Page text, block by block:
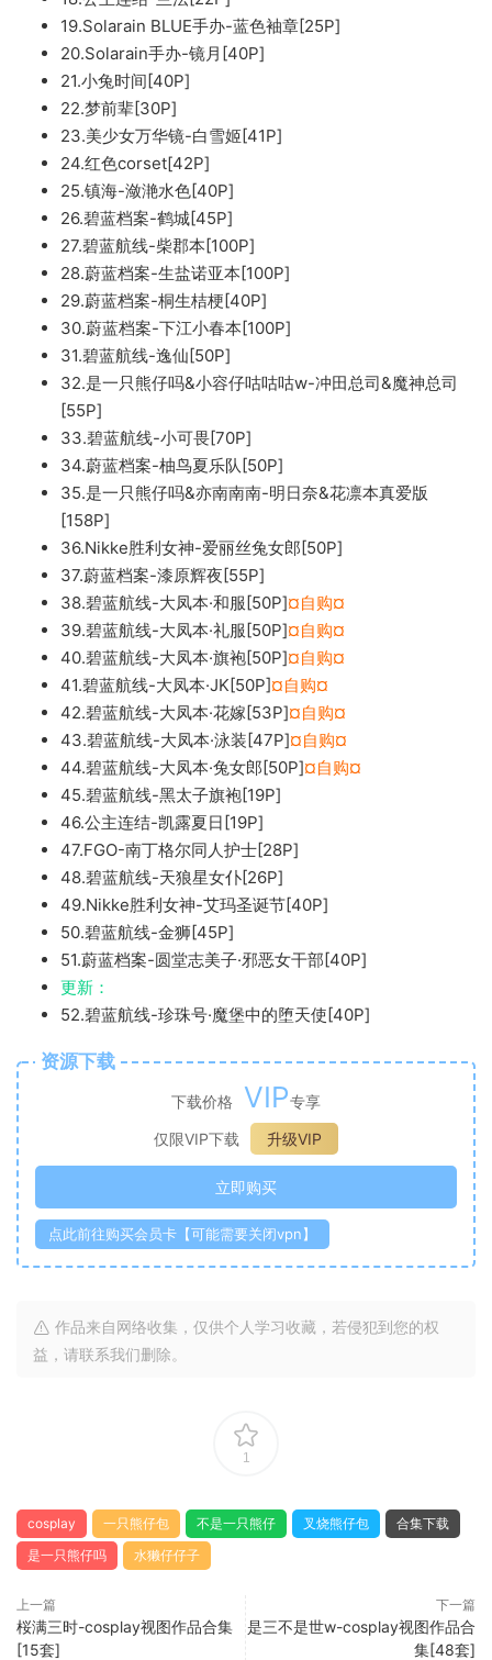
19.Solarain BLUE手办-蓝色袖章[25P]
20.Solarain手办-镜月[40P]
21.小兔时间[40P]
22.梦前辈[30P]
23.美少女万华镜-白雪姬[41P]
24.红色corset[42P]
25.镇海-潋滟水色[40P]
26.碧蓝档案-鹤城[45P]
27.碧蓝航线-柴郡本[100P]
28.蔚蓝档案-生盐诺亚本[100P]
29.蔚蓝档案-桐生桔梗[40P]
30.蔚蓝档案-下江小春本[100P]
31.碧蓝航线-逸仙[50P]
32.是一只熊仔吗&小容仔咕咕咕w-冲田总司&魔神总司
[55P]
33.碧蓝航线-小可畏[70P]
34.蔚蓝档案-柚鸟夏乐队[50P]
35.是一只熊仔吗&亦南南南-明日奈&花凛本真爱版
[158P]
36.Nikke胜利女神-爱丽丝兔女郎[50P]
37.蔚蓝档案-漆原辉夜[55P]
38.碧蓝航线-大凤本·和服[50P]¤自购¤
39.碧蓝航线-大凤本·礼服[50P]¤自购¤
40.碧蓝航线-大凤本·旗袍[50P]¤自购¤
41.碧蓝航线-大凤本·JK[50P]¤自购¤
42.碧蓝航线-大凤本·花嫁[53P]¤自购¤
43.碧蓝航线-大凤本·泳装[47P]¤自购¤
44.碧蓝航线-大凤本·兔女郎[50P]¤自购¤
45.碧蓝航线-黑太子旗袍[19P]
46.公主连结-凯露夏日[19P]
47.FGO-南丁格尔同人护士[28P]
48.碧蓝航线-天狼星女仆[26P]
49.Nikke胜利女神-艾玛圣诞节[40P]
50.碧蓝航线-金狮[45P]
51.蔚蓝档案-圆堂志美子·邪恶女干部[40P]
更新：
52.碧蓝航线-珍珠号·魔堡中的堕天使[40P]
资源下载
下载价格 VIP专享
仅限VIP下载
升级VIP
立即购买
点此前往购买会员卡【可能需要关闭vpn】
作品来自网络收集，仅供个人学习收藏，若侵犯到您的权
益，请联系我们删除。
1
cosplay 一只熊仔包 不是一只熊仔 叉烧熊仔包
合集下载
是一只熊仔吗
水獭仔仔子
上一篇
桜满三时-cosplay视图作品合集
[15套]
下一篇
是三不是世w-cosplay视图作品合
集[48套]